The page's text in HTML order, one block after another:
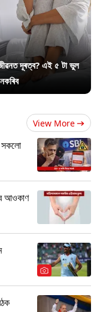
দূৰত্ব? এই ৫ টা ভুল
View More
সকলো
আওকাণ